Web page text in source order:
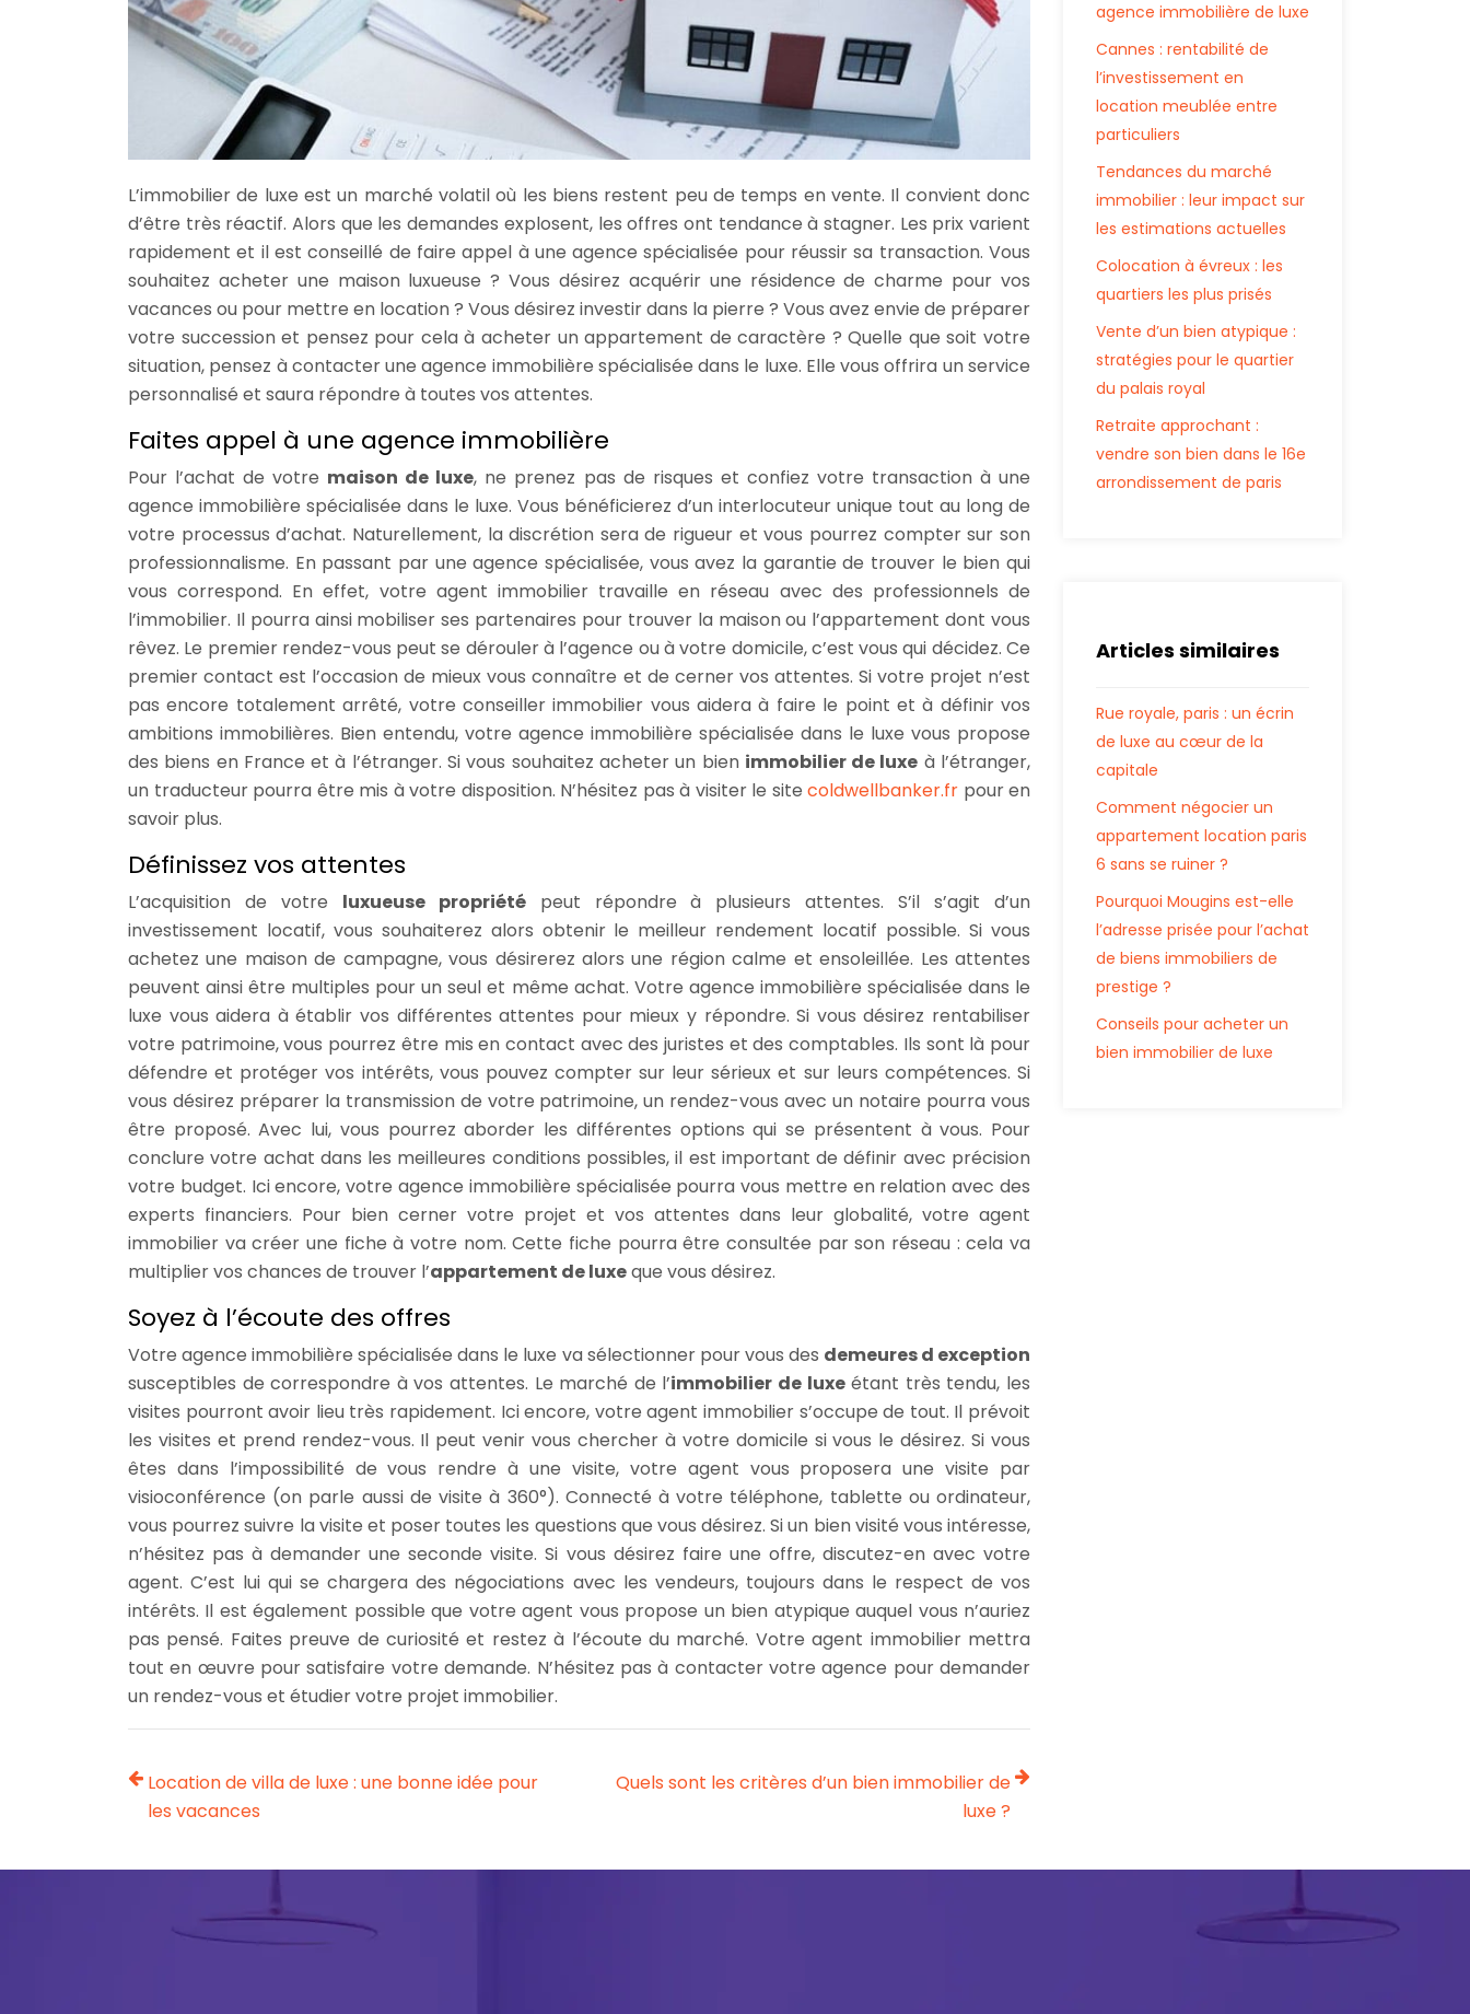
L’immobilier de luxe est un marché volatil où les biens restent peu de temps en vente. Il convient donc
d’être très réactif. Alors que les demandes explosent, les offres ont tendance à stagner. Les prix varient
rapidement et il est conseillé de faire appel à une agence spécialisée pour réussir sa transaction. Vous
souhaitez acheter une maison luxueuse ? Vous désirez acquérir une résidence de charme pour vos
vacances ou pour mettre en location ? Vous désirez investir dans la pierre ? Vous avez envie de préparer
votre succession et pensez pour cela à acheter un appartement de caractère ? Quelle que soit votre
situation, pensez à contacter une agence immobilière spécialisée dans le luxe. Elle vous offrira un service
personnalisé et saura répondre à toutes vos attentes.
Faites appel à une agence immobilière
Pour l’achat de votre maison de luxe, ne prenez pas de risques et confiez votre transaction à une
agence immobilière spécialisée dans le luxe. Vous bénéficierez d’un interlocuteur unique tout au long de
votre processus d’achat. Naturellement, la discrétion sera de rigueur et vous pourrez compter sur son
professionnalisme. En passant par une agence spécialisée, vous avez la garantie de trouver le bien qui
vous correspond. En effet, votre agent immobilier travaille en réseau avec des professionnels de
l’immobilier. Il pourra ainsi mobiliser ses partenaires pour trouver la maison ou l’appartement dont vous
rêvez. Le premier rendez-vous peut se dérouler à l’agence ou à votre domicile, c’est vous qui décidez. Ce
premier contact est l’occasion de mieux vous connaître et de cerner vos attentes. Si votre projet n’est
pas encore totalement arrêté, votre conseiller immobilier vous aidera à faire le point et à définir vos
ambitions immobilières. Bien entendu, votre agence immobilière spécialisée dans le luxe vous propose
des biens en France et à l’étranger. Si vous souhaitez acheter un bien immobilier de luxe à l’étranger,
un traducteur pourra être mis à votre disposition. N’hésitez pas à visiter le site coldwellbanker.fr pour en
savoir plus.
Définissez vos attentes
L’acquisition de votre luxueuse propriétépeut répondre à plusieurs attentes. S’il s’agit d’un
investissement locatif, vous souhaiterez alors obtenir le meilleur rendement locatif possible. Si vous
achetez une maison de campagne, vous désirerez alors une région calme et ensoleillée. Les attentes
peuvent ainsi être multiples pour un seul et même achat. Votre agence immobilière spécialisée dans le
luxe vous aidera à établir vos différentes attentes pour mieux y répondre. Si vous désirez rentabiliser
votre patrimoine, vous pourrez être mis en contact avec des juristes et des comptables. Ils sont là pour
défendre et protéger vos intérêts, vous pouvez compter sur leur sérieux et sur leurs compétences. Si
vous désirez préparer la transmission de votre patrimoine, un rendez-vous avec un notaire pourra vous
être proposé. Avec lui, vous pourrez aborder les différentes options qui se présentent à vous. Pour
conclure votre achat dans les meilleures conditions possibles, il est important de définir avec précision
votre budget. Ici encore, votre agence immobilière spécialisée pourra vous mettre en relation avec des
experts financiers. Pour bien cerner votre projet et vos attentes dans leur globalité, votre agent
immobilier va créer une fiche à votre nom. Cette fiche pourra être consultée par son réseau : cela va
multiplier vos chances de trouver l’appartement de luxeque vous désirez.
Soyez à l’écoute des offres
Votre agence immobilière spécialisée dans le luxe va sélectionner pour vous des demeures d exception
susceptibles de correspondre à vos attentes. Le marché de l’immobilier de luxeétant très tendu, les
visites pourront avoir lieu très rapidement. Ici encore, votre agent immobilier s’occupe de tout. Il prévoit
les visites et prend rendez-vous. Il peut venir vous chercher à votre domicile si vous le désirez. Si vous
êtes dans l’impossibilité de vous rendre à une visite, votre agent vous proposera une visite par
visioconférence (on parle aussi de visite à 360°). Connecté à votre téléphone, tablette ou ordinateur,
vous pourrez suivre la visite et poser toutes les questions que vous désirez. Si un bien visité vous intéresse,
n’hésitez pas à demander une seconde visite. Si vous désirez faire une offre, discutez-en avec votre
agent. C’est lui qui se chargera des négociations avec les vendeurs, toujours dans le respect de vos
intérêts. Il est également possible que votre agent vous propose un bien atypique auquel vous n’auriez
pas pensé. Faites preuve de curiosité et restez à l’écoute du marché. Votre agent immobilier mettra
tout en œuvre pour satisfaire votre demande. N’hésitez pas à contacter votre agence pour demander
un rendez-vous et étudier votre projet immobilier.
Location de villa de luxe : une bonne idée pour
les vacances
Quels sont les critères d’un bien immobilier de
luxe ?
agence immobilière de luxe
Cannes : rentabilité de
l’investissement en
location meublée entre
particuliers
Tendances du marché
immobilier : leur impact sur
les estimations actuelles
Colocation à évreux : les
quartiers les plus prisés
Vente d’un bien atypique :
stratégies pour le quartier
du palais royal
Retraite approchant :
vendre son bien dans le 16e
arrondissement de paris
Articles similaires
Rue royale, paris : un écrin
de luxe au cœur de la
capitale
Comment négocier un
appartement location paris
6 sans se ruiner ?
Pourquoi Mougins est-elle
l’adresse prisée pour l’achat
de biens immobiliers de
prestige ?
Conseils pour acheter un
bien immobilier de luxe